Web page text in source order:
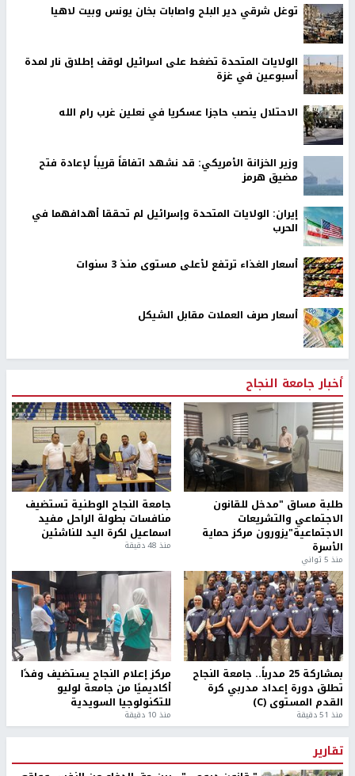
توغل شرقي دير البلح واصابات بخان يونس وبيت لاهيا
الولايات المتحدة تضغط على اسرائيل لوقف إطلاق نار لمدة
أسبوعين في غزة
الاحتلال ينصب حاجزا عسكريا في نعلين غرب رام الله
وزير الخزانة الأمريكي: قد نشهد اتفاقاً قريباً لإعادة فتح
مضيق هرمز
إيران: الولايات المتحدة وإسرائيل لم تحققا أهدافهما في
الحرب
أسعار الغذاء ترتفع لأعلى مستوى منذ 3 سنوات
أسعار صرف العملات مقابل الشيكل
أخبار جامعة النجاح
طلبة مساق "مدخل للقانون
الاجتماعي والتشريعات
الاجتماعية"يزورون مركز حماية
الأسرة
منذ 5 ثواني
جامعة النجاح الوطنية تستضيف
منافسات بطولة الراحل مفيد
اسماعيل لكرة اليد للناشئين
منذ 48 دقيقة
بمشاركة 25 مدرباً.. جامعة النجاح
تطلق دورة إعداد مدربي كرة
القدم المستوى (C)
منذ 51 دقيقة
مركز إعلام النجاح يستضيف وفدًا
أكاديميًا من جامعة لوليو
للتكنولوجيا السويدية
منذ 10 دقيقة
تقارير